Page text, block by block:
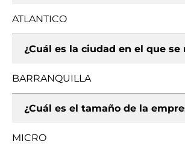
ATLANTICO
¿Cuál es la ciudad en el que se
BARRANQUILLA
¿Cuál es el tamaño de la
MICRO